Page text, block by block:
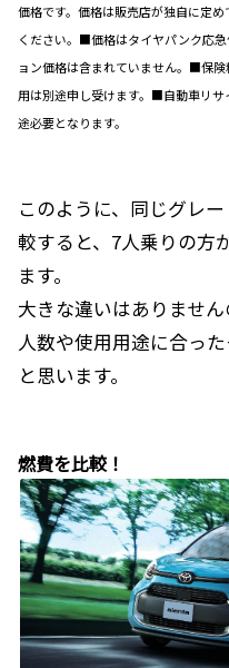
価格です。価格は販売店が独自に定
ください。■価格はタイヤパンク応
ョン価格は含まれていません。■保
用は別途申し受けます。■自動車リ
途必要となります。
このように、同じグレ
較すると、7人乗りの方
ます。
大きな違いはありませ
人数や使用用途に合っ
と思います。
燃費を比較！